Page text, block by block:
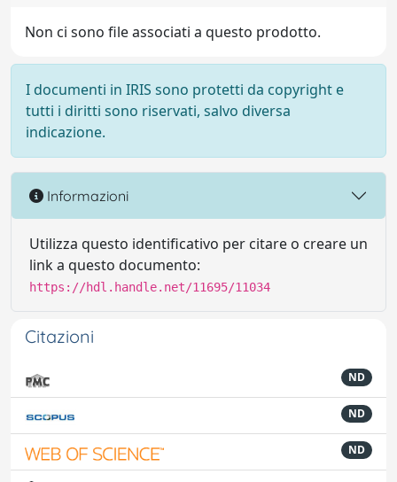
Non ci sono file associati a questo prodotto.
I documenti in IRIS sono protetti da copyright e
tutti i diritti sono riservati, salvo diversa
indicazione.
Informazioni
Utilizza questo identificativo per citare o creare un
link a questo documento:
https://hdl.handle.net/11695/11034
Citazioni
ND
ND
ND